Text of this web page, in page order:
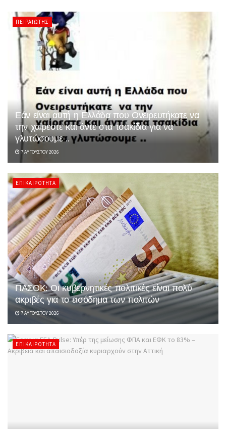
ΠΕΙΡΑΙΏΤΗΣ
Εάν είναι αυτή η Ελλάδα που Ονειρευτήκατε να
την χαίρεστε και άντε στα τσακίδια για να
γλυτώσουμε ..
7 ΑΥΓΟΎΣΤΟΥ 2026
ΕΠΙΚΑΙΡΌΤΗΤΑ
ΠΑΣΟΚ: Οι κυβερνητικές πολιτικές είναι πολύ
ακριβές για το εισόδημα των πολιτών
7 ΑΥΓΟΎΣΤΟΥ 2026
ΕΠΙΚΑΙΡΌΤΗΤΑ